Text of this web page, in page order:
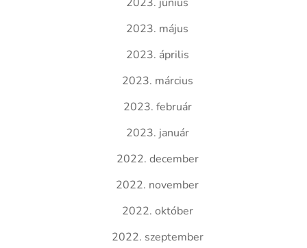
2023. május
2023. április
2023. március
2023. február
2023. január
2022. december
2022. november
2022. október
2022. szeptember